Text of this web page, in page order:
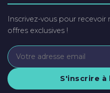
Inscrivez-vous pour
offres exclusives !
S'inscrire à